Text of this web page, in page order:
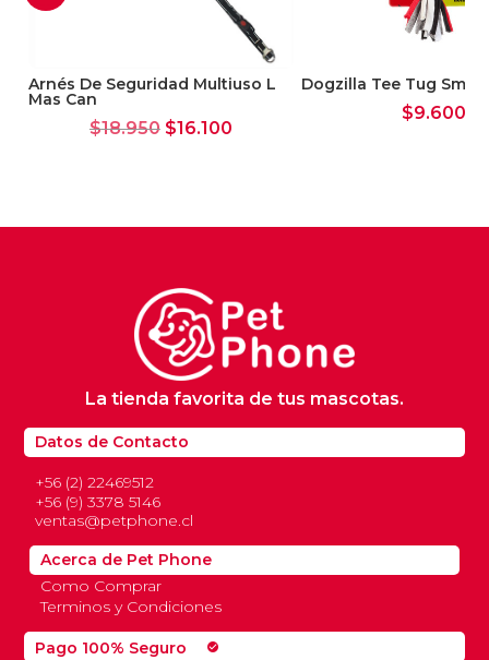
Arnés De Seguridad Multiuso L
Mas Can
$18.950 El
$16.100El
Dogzilla Tee Tug Small
$9.600
Pago 100% Seguro check_circle
Datos de Contacto
+56 (2) 22469512
+56 (9) 3378 5146
ventas@petphone.cl
La tienda favorita de tus mascotas.
Acerca de Pet Phone
Como Comprar
Terminos y Condiciones